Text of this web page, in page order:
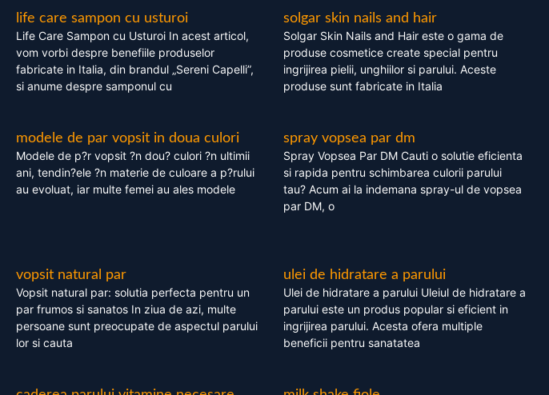
life care sampon cu usturoi
Life Care Sampon cu Usturoi In acest articol,
vom vorbi despre benefiile produselor
fabricate in Italia, din brandul „Sereni Capelli”,
si anume despre samponul cu
solgar skin nails and hair
Solgar Skin Nails and Hair este o gama de
produse cosmetice create special pentru
ingrijirea pielii, unghiilor si parului. Aceste
produse sunt fabricate in Italia
modele de par vopsit in doua culori
Modele de p?r vopsit ?n dou? culori ?n ultimii
ani, tendin?ele ?n materie de culoare a p?rului
au evoluat, iar multe femei au ales modele
spray vopsea par dm
Spray Vopsea Par DM Cauti o solutie eficienta
si rapida pentru schimbarea culorii parului
tau? Acum ai la indemana spray-ul de vopsea
par DM, o
vopsit natural par
Vopsit natural par: solutia perfecta pentru un
par frumos si sanatos In ziua de azi, multe
persoane sunt preocupate de aspectul parului
lor si cauta
ulei de hidratare a parului
Ulei de hidratare a parului Uleiul de hidratare a
parului este un produs popular si eficient in
ingrijirea parului. Acesta ofera multiple
beneficii pentru sanatatea